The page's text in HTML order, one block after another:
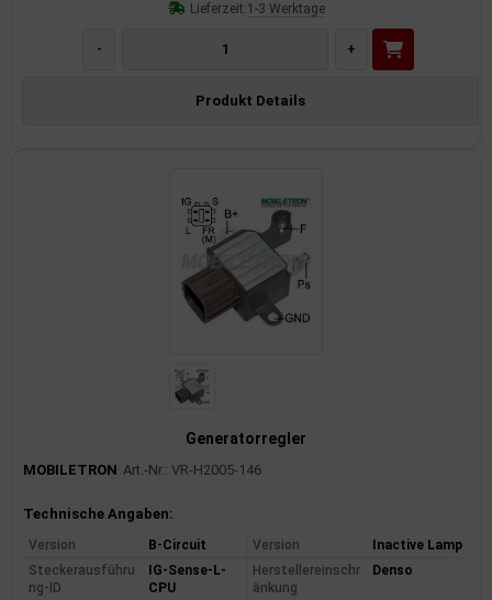
Lieferzeit:1-3 Werktage
- +
Produkt Details
Generatorregler
MOBILETRON Art.-Nr.: VR-H2005-146
Produktinformationen
Technische Angaben:
Version B-Circuit Version
Inactive Lamp
Steckerausführu
ng-ID
IG-Sense-L-
CPU
Herstellereinschr
änkung
Denso